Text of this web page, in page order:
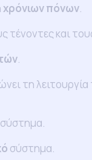
χρόνιων πόνων.
τένοντες και
.
τη
σύστημα.
σύστημα.